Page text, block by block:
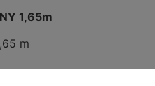
1,65m
m